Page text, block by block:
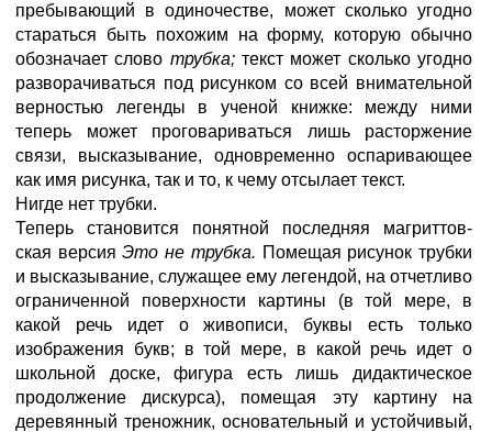
пребывающий в одиночестве, может сколько угодно
стараться быть похожим на форму, которую обычно
обозначает слово трубка;текст может сколько угодно
разворачиваться под рисунком со всей внимательной
верностью легенды в ученой книжке: между ними
теперь может проговариваться лишь расторжение
связи, высказывание, одновременно оспаривающее
как имя рисунка, так и то, к чему отсылает текст.
Нигде нет трубки.
Теперь становится понятной последняя магриттов-
ская версияЭто не трубка. Помещая рисунок трубки
и высказывание, служащее ему легендой, на отчетливо
ограниченной поверхности картины (в той мере, в
какой речь идет о живописи, буквы есть только
изображения букв; в той мере, в какой речь идет о
школьной доске, фигура есть лишь дидактическое
продолжение дискурса), помещая эту картину на
деревянный треножник, основательный и устойчивый,